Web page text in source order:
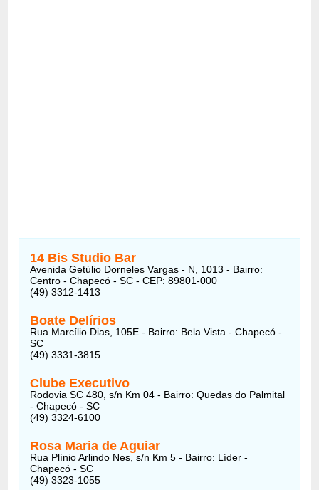
14 Bis Studio Bar
Avenida Getúlio Dorneles Vargas - N, 1013 - Bairro:
Centro - Chapecó - SC - CEP: 89801-000
(49) 3312-1413
Boate Delírios
Rua Marcílio Dias, 105E - Bairro: Bela Vista - Chapecó -
SC
(49) 3331-3815
Clube Executivo
Rodovia SC 480, s/n Km 04 - Bairro: Quedas do Palmital
- Chapecó - SC
(49) 3324-6100
Rosa Maria de Aguiar
Rua Plínio Arlindo Nes, s/n Km 5 - Bairro: Líder -
Chapecó - SC
(49) 3323-1055